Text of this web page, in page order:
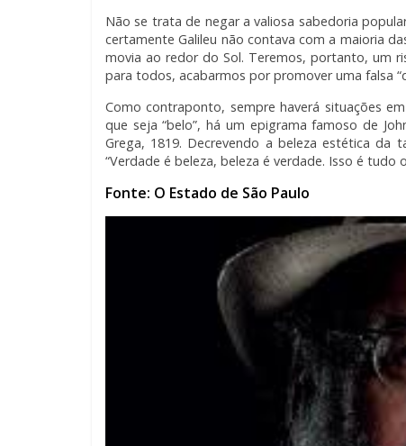
Não se trata de negar a valiosa sabedoria
certamente Galileu não contava com a maioria
movia ao redor do Sol. Teremos, portanto, um
para todos, acabarmos por promover uma falsa
Como contraponto, sempre haverá situações
que seja “belo”, há um epigrama famoso de
Grega, 1819. Decrevendo a beleza estética da
“Verdade é beleza, beleza é verdade. Isso é
Fonte: O Estado de São Paulo